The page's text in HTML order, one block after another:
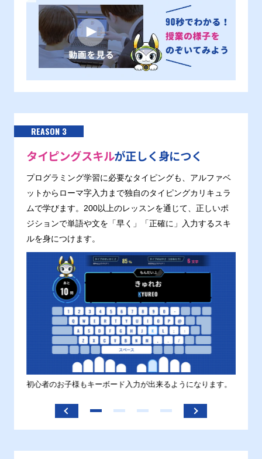
REASON 3
タイピングスキルが正しく身につく
プログラミング学習に必要なタイピングも、アルファベ
ットからローマ字入力まで独自のタイピングカリキュラ
ムで学びます。200以上のレッスンを通じて、正しいポ
ジションで単語や文を「早く」「正確に」入力するスキ
ルを身につけます。
初心者のお子様もキーボード入力が出来るようになります。